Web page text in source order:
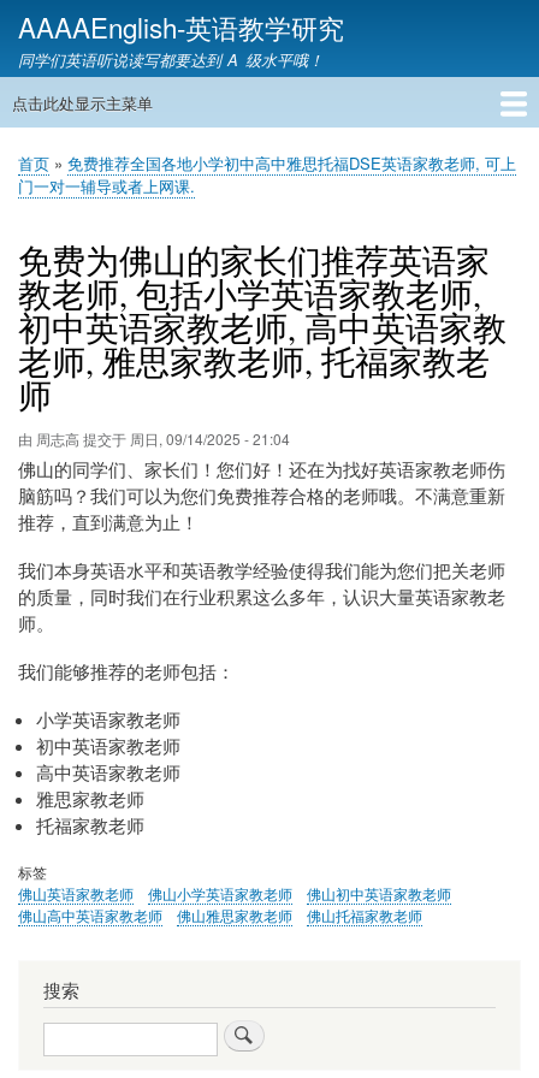
跳
转
到
容
AAAAEnglish-英语教学研究
同学们英语听说读写都要达到 A 级水平哦！
主
航
点击此处显示主菜单
首页
英语网课
教材精讲
英语语音
英语语法
英语词汇
雅思托福
英语教学
教育资讯
英语家教
联系我们
面
首页
免费推荐全国各地小学初中高中雅思托福DSE英语家教老师, 可上
门一对一辅导或者上网课.
免费为佛山的家长们推荐英语家
教老师, 包括小学英语家教老师,
初中英语家教老师, 高中英语家教
老师, 雅思家教老师, 托福家教老
师
由 周志高提交于 周日, 09/14/2025 - 21:04
佛山的同学们、家长们！您们好！还在为找好英语家教老师伤
脑筋吗？我们可以为您们免费推荐合格的老师哦。不满意重新
推荐，直到满意为止！
我们本身英语水平和英语教学经验使得我们能为您们把关老师
的质量，同时我们在行业积累这么多年，认识大量英语家教老
师。
我们能够推荐的老师包括：
小学英语家教老师
初中英语家教老师
高中英语家教老师
雅思家教老师
托福家教老师
标签
佛山英语家教老师
佛山小学英语家教老师
佛山初中英语家教老师
佛山高中英语家教老师
佛山雅思家教老师 佛山托福家教老师
搜索
搜
索